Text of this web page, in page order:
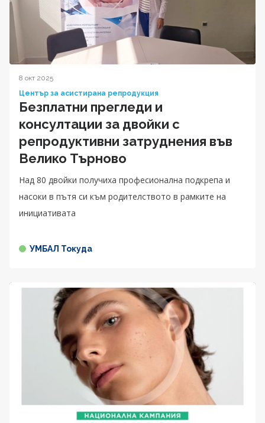
8 окт 2025
Център за асистирана репродукция
Безплатни прегледи и
консултации за двойки с
репродуктивни затруднения във
Велико Търново
Над 80 двойки получиха професионална подкрепа и
насоки в пътя си към родителството в рамките на
инициативата
УМБАЛ Токуда